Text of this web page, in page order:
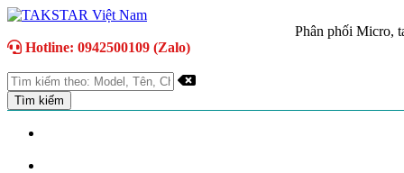
Phân phối Micro,
Hotline: 0942500109 (Zalo)